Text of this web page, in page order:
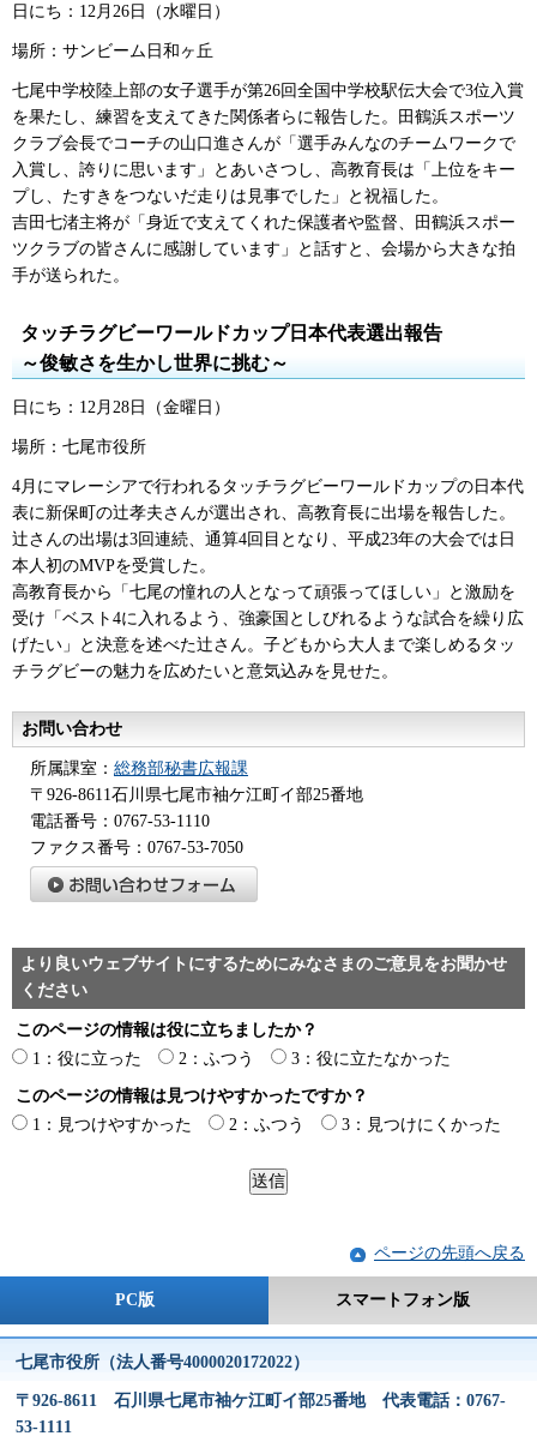
日にち：12月26日（水曜日）
場所：サンビーム日和ヶ丘
七尾中学校陸上部の女子選手が第26回全国中学校駅伝大会で3位入賞
を果たし、練習を支えてきた関係者らに報告した。田鶴浜スポーツ
クラブ会長でコーチの山口進さんが「選手みんなのチームワークで
入賞し、誇りに思います」とあいさつし、高教育長は「上位をキー
プし、たすきをつないだ走りは見事でした」と祝福した。
吉田七渚主将が「身近で支えてくれた保護者や監督、田鶴浜スポー
ツクラブの皆さんに感謝しています」と話すと、会場から大きな拍
手が送られた。
タッチラグビーワールドカップ日本代表選出報告
～俊敏さを生かし世界に挑む～
日にち：12月28日（金曜日）
場所：七尾市役所
4月にマレーシアで行われるタッチラグビーワールドカップの日本代
表に新保町の辻孝夫さんが選出され、高教育長に出場を報告した。
辻さんの出場は3回連続、通算4回目となり、平成23年の大会では日
本人初のMVPを受賞した。
高教育長から「七尾の憧れの人となって頑張ってほしい」と激励を
受け「ベスト4に入れるよう、強豪国としびれるような試合を繰り広
げたい」と決意を述べた辻さん。子どもから大人まで楽しめるタッ
チラグビーの魅力を広めたいと意気込みを見せた。
お問い合わせ
所属課室： 総務部秘書広報課
〒926-8611石川県七尾市袖ケ江町イ部25番地
電話番号：0767-53-1110
ファクス番号：0767-53-7050
より良いウェブサイトにするためにみなさまのご意見をお聞かせ
ください
このページの情報は役に立ちましたか？
1：役に立った
2：ふつう 3：役に立たなかった
このページの情報は見つけやすかったですか？
1：見つけやすかった
2：ふつう 3：見つけにくかった
ページの先頭へ戻る
PC版 スマートフォン版
七尾市役所（法人番号4000020172022）
〒926-8611 石川県七尾市袖ケ江町イ部25番地 代表電話：0767-
53-1111